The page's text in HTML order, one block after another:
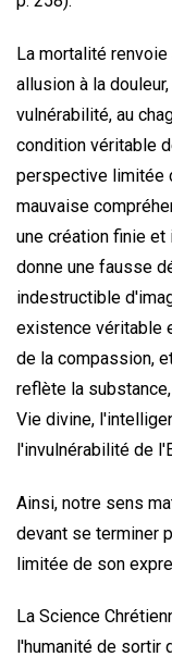
La mortalité
allusion à la
vulnérabilité, au
condition véritable
perspective limitée
mauvaise
une création finie
donne une fausse
indestructible
existence véritable
de la compassion,
reflète la
Vie divine,
l'invulnérabilité de
Ainsi, notre sens
devant se terminer
limitée de son
La Science
l'humanité de sortir